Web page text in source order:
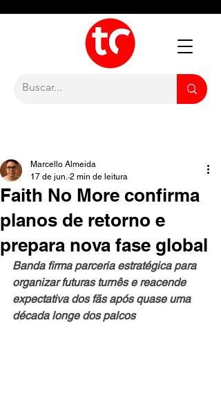
Faith No More confirma
planos de retorno e
prepara nova fase global
Marcello Almeida
17 de jun. 2 min de leitura
Banda firma parceria estratégica para
organizar futuras turnês e reacende
expectativa dos fãs após quase uma
década longe dos palcos